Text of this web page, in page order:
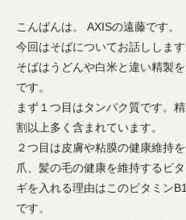
こんばんは。 AXISの遠藤です。
今回はそばについてお話しします
そばはうどんや白米と違い精製
です。
まず１つ目はタンパク質です。
割以上多く含まれています。
２つ目は皮膚や粘膜の健康維持
爪、髪の毛の健康を維持するビ
ギを入れる理由はこのビタミン
です。